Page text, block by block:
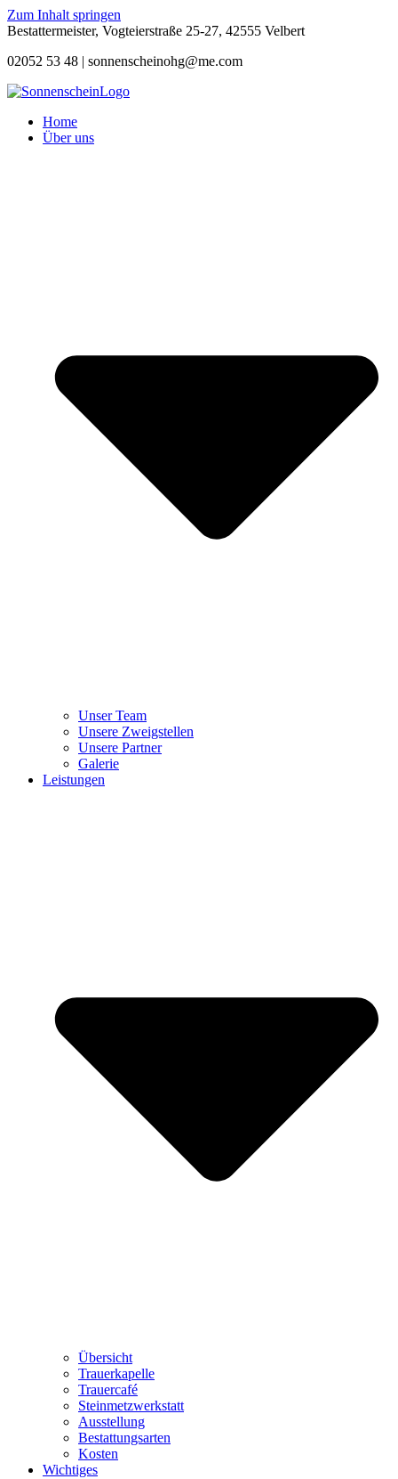
Zum Inhalt springen
Bestattermeister, Vogteierstraße 25-27, 42555 Velbert
02052 53 48 | sonnenscheinohg@me.com
Home
Über uns
Unser Team
Unsere Zweigstellen
Unsere Partner
Galerie
Leistungen
Übersicht
Trauerkapelle
Trauercafé
Steinmetzwerkstatt
Ausstellung
Bestattungsarten
Kosten
Wichtiges